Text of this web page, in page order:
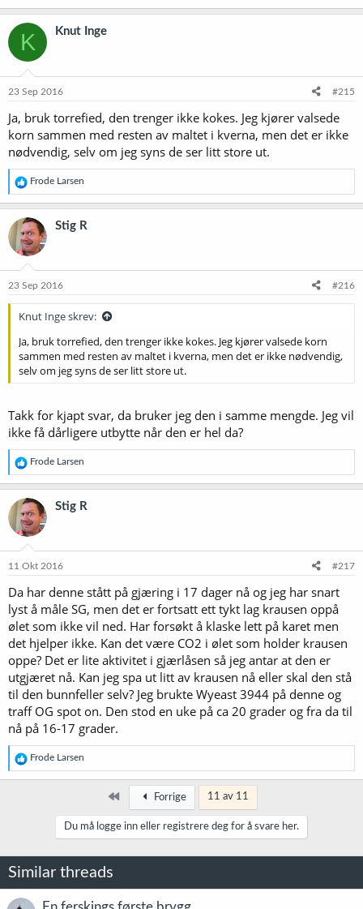
K Knut Inge
23 Sep 2016 #215
Ja, bruk torrefied, den trenger ikke kokes. Jeg kjører valsede
korn sammen med resten av maltet i kverna, men det er ikke
nødvendig, selv om jeg syns de ser litt store ut.
R
e
a
k
s
j
o
e
Frode Larsen
Stig R
23 Sep 2016 #216
Knut Inge skrev:
Ja, bruk torrefied, den trenger ikke kokes. Jeg kjører valsede korn
sammen med resten av maltet i kverna, men det er ikke nødvendig,
selv om jeg syns de ser litt store ut.
Takk for kjapt svar, da bruker jeg den i samme mengde. Jeg vil
ikke få dårligere utbytte når den er hel da?
R
e
a
k
s
j
o
e
:
Frode Larsen
Stig R
11 Okt 2016 #217
Da har denne stått på gjæring i 17 dager nå og jeg har snart
lyst å måle SG, men det er fortsatt ett tykt lag krausen oppå
ølet som ikke vil ned. Har forsøkt å klaske lett på karet men
det hjelper ikke. Kan det være CO2 i ølet som holder krausen
oppe? Det er lite aktivitet i gjærlåsen så jeg antar at den er
utgjæret nå. Kan jeg spa ut litt av krausen nå eller skal den stå
til den bunnfeller selv? Jeg brukte Wyeast 3944 på denne og
traff OG spot on. Den stod en uke på ca 20 grader og fra da til
nå på 16-17 grader.
R
e
a
r
Frode Larsen
Først Forrige 11 av 11
Du må logge inn eller registrere deg for å svare her.
Similar threads